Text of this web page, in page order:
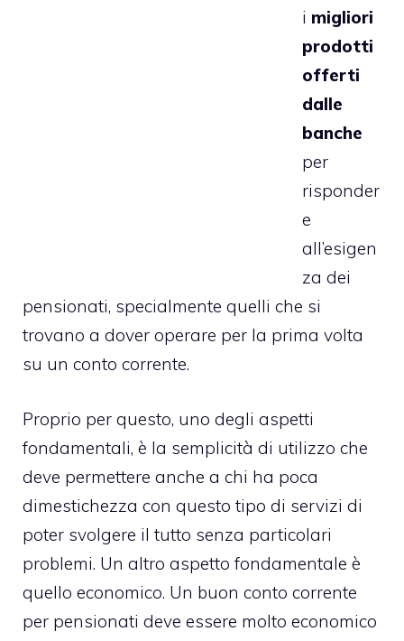
i migliori
prodotti
offerti
dalle
banche
per
risponder
e
all’esigen
za dei
pensionati, specialmente quelli che si
trovano a dover operare per la prima volta
su un conto corrente.
Proprio per questo, uno degli aspetti
fondamentali, è la semplicità di utilizzo che
deve permettere anche a chi ha poca
dimestichezza con questo tipo di servizi di
poter svolgere il tutto senza particolari
problemi. Un altro aspetto fondamentale è
quello economico. Un buon conto corrente
per pensionati deve essere molto economico